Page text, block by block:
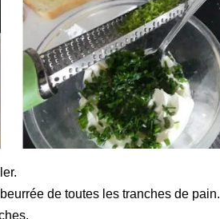
de toutes les tranches de pain.